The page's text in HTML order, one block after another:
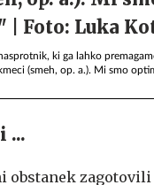
ki ga lahko
(smeh, op. a.). Mi smo
...
obstanek